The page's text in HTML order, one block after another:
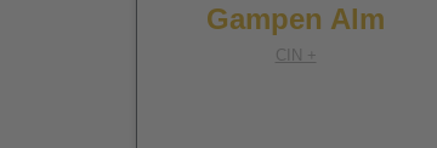
Gampen Alm
CIN +